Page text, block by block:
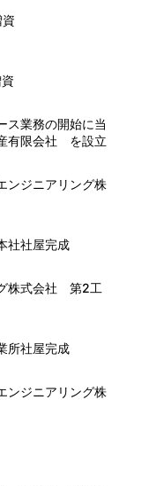
ス業務の開始に当
有限会社 を設立
ンジニアリング株
社社屋完成
株式会社 第2工
所社屋完成
ンジニアリング株